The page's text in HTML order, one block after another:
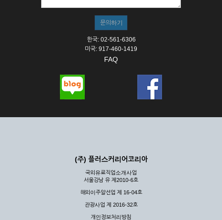
② 시스템 점검, 교체 및 고장, 기술적인 이유, 국가비상사태, 정
스가 불가능할 경우 회사는 사전 공지나 예고 없이 서비스의 전
부 또는 일부를 일시적 또는 영구적으로 중지할 수 있습니다.
③ 기타 회사는 서비스를 제공할 수 없는 합당한 사유가 발생한
④ 회사는 제 2항 및 제 3항의 사유로 서비스의 제공이 일시적
여 배상하지 않습니다.
제3장 권리 및 의무
공할 수 있도록 최선의 노력을 다하여야 합니다.
게 누설, 배포하여서는 안됩니다. 다만, 관계법령에 의하여 국가
기관 등의 합법적인 요구가 있는 경우에는 해당 되지 않습니다.
③ 회사는 이용자로부터 제기되는 의견이나 불만이 정당하다고
인정할 경우에는 즉시 처리하여야 하며, 즉시 처리가 곤란한 경
우 그 처리를 위해 노력해야 합니다.
한국: 02-561-6306
미국: 917-460-1419
FAQ
(주) 플러스커리어코리아
국외유료직업소개사업
서울강남 유 제2010-6호
해외이주알선업 제 16-04호
관광사업 제 2016-32호
개인정보처리방침